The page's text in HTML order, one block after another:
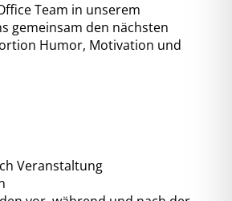
Team in unserem
gemeinsam den nächsten
Humor, Motivation und
Veranstaltung